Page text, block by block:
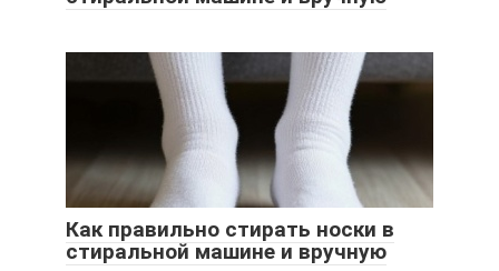
Как правильно стирать носки в
стиральной машине и вручную